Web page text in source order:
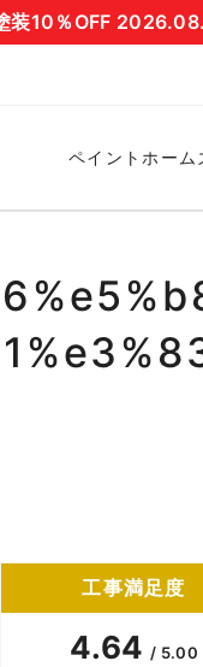
装10％OFF
ペイントホーム
工事満足度
4.64 / 5.00